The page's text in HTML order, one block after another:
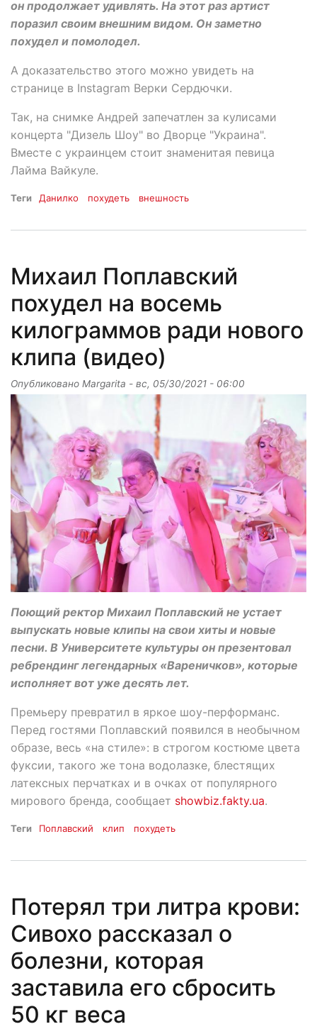
он продолжает удивлять. На этот раз артист
поразил своим внешним видом. Он заметно
похудел и помолодел.
А доказательство этого можно увидеть на
странице в Instagram Верки Сердючки.
Так, на снимке Андрей запечатлен за кулисами
концерта "Дизель Шоу" во Дворце "Украина".
Вместе с украинцем стоит знаменитая певица
Лайма Вайкуле.
Теги Данилко похудеть внешность
Михаил Поплавский
похудел на восемь
килограммов ради нового
клипа (видео)
Опубликовано Margarita - вс, 05/30/2021 - 06:00
Поющий ректор Михаил Поплавский не устает
выпускать новые клипы на свои хиты и новые
песни. В Университете культуры он презентовал
ребрендинг легендарных «Вареничков», которые
исполняет вот уже десять лет.
Премьеру превратил в яркое шоу-перформанс.
Перед гостями Поплавский появился в необычном
образе, весь «на стиле»: в строгом костюме цвета
фуксии, такого же тона водолазке, блестящих
латексных перчатках и в очках от популярного
мирового бренда, сообщает showbiz.fakty.ua.
Теги Поплавский клип похудеть
Потерял три литра крови:
Сивохо рассказал о
болезни, которая
заставила его сбросить
50 кг веса